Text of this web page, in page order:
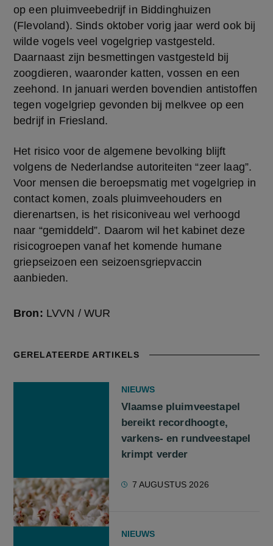
op een pluimveebedrijf in Biddinghuizen
(Flevoland). Sinds oktober vorig jaar werd ook bij
wilde vogels veel vogelgriep vastgesteld.
Daarnaast zijn besmettingen vastgesteld bij
zoogdieren, waaronder katten, vossen en een
zeehond. In januari werden bovendien antistoffen
tegen vogelgriep gevonden bij melkvee op een
bedrijf in Friesland.
Het risico voor de algemene bevolking blijft
volgens de Nederlandse autoriteiten “zeer laag”.
Voor mensen die beroepsmatig met vogelgriep in
contact komen, zoals pluimveehouders en
dierenartsen, is het risiconiveau wel verhoogd
naar “gemiddeld”. Daarom wil het kabinet deze
risicogroepen vanaf het komende humane
griepseizoen een seizoensgriepvaccin
aanbieden.
Bron: LVVN / WUR
GERELATEERDE ARTIKELS
NIEUWS
Vlaamse pluimveestapel
bereikt recordhoogte,
varkens- en rundveestapel
krimpt verder
7 AUGUSTUS 2026
NIEUWS